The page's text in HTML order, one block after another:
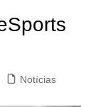
Notícias